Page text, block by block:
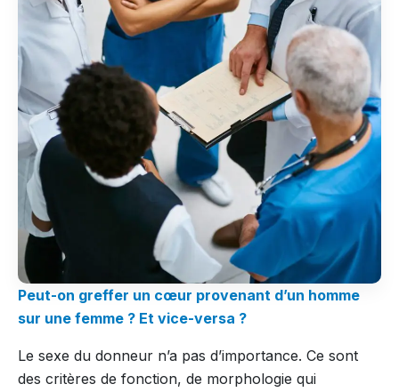
Peut-on greffer un cœur provenant d’un homme
sur une femme ? Et vice-versa ?
Le sexe du donneur n’a pas d’importance. Ce sont
des critères de fonction, de morphologie qui